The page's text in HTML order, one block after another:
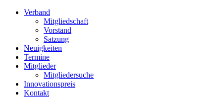
Verband
Mitgliedschaft
Vorstand
Satzung
Neuigkeiten
Termine
Mitglieder
Mitgliedersuche
Innovationspreis
Kontakt